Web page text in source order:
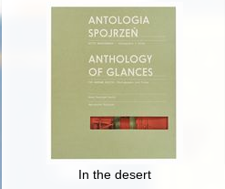
In the desert